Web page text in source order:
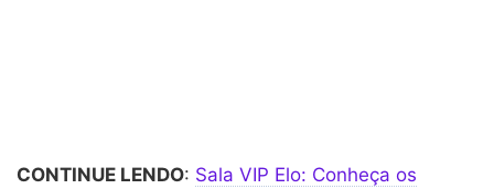
CONTINUE LENDO: Sala VIP Elo: Conheça os